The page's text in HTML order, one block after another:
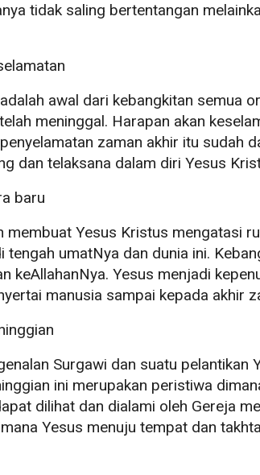
tidak saling bertentangan
awal dari kebangkitan semua
meninggal. Harapan akan
zaman akhir itu sudah
dan telaksana dalam diri Yesus
baru
membuat Yesus Kristus mengatasi
umatNya dan dunia ini.
keAllahanNya. Yesus menjadi
manusia sampai kepada akhir
Surgawi dan suatu pelantikan
ini merupakan peristiwa
dilihat dan dialami oleh Gereja
Yesus menuju tempat dan